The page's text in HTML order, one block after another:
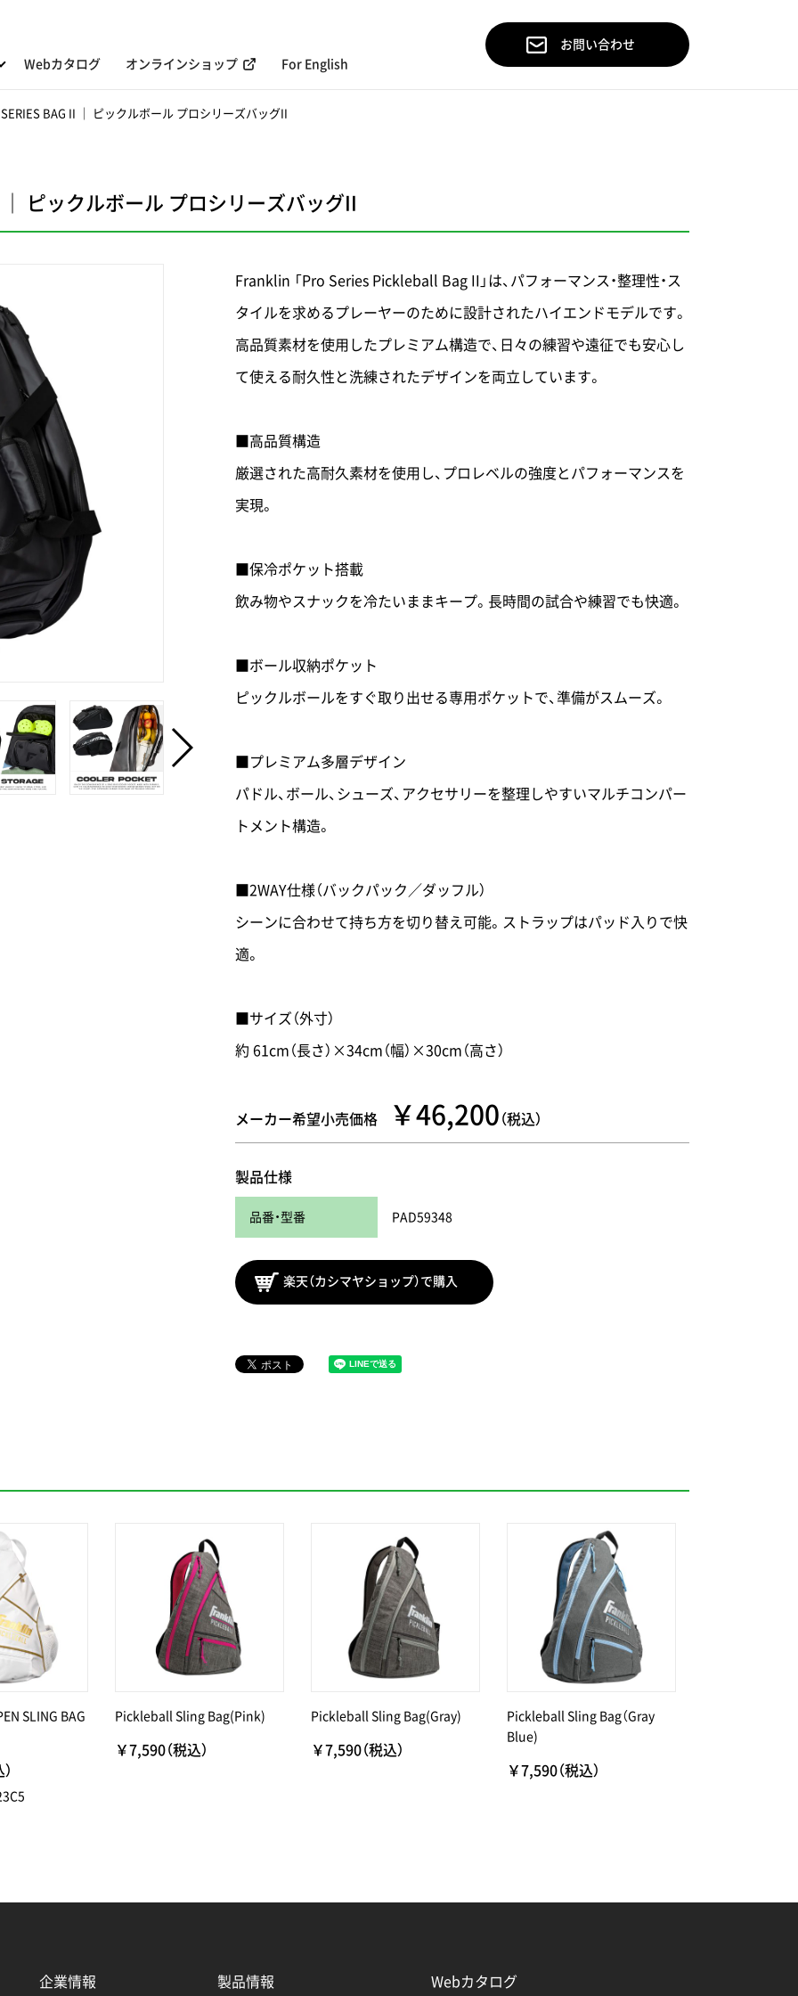
Webカタログ オンラインショップ For English
お問い合わせ
BAG II ｜ ピックルボール プロシリーズバッグII
ピックルボール プロシリーズバッグII
Franklin 「Pro Series Pickleball Bag II」は、パフォーマンス・整理性・ス
タイルを求めるプレーヤーのために設計されたハイエンドモデルです。
高品質素材を使用したプレミアム構造で、日々の練習や遠征でも安心し
て使える耐久性と洗練されたデザインを両立しています。
■高品質構造
厳選された高耐久素材を使用し、プロレベルの強度とパフォーマンスを
実現。
■保冷ポケット搭載
飲み物やスナックを冷たいままキープ。長時間の試合や練習でも快適。
■ボール収納ポケット
ピックルボールをすぐ取り出せる専用ポケットで、準備がスムーズ。
■プレミアム多層デザイン
パドル、ボール、シューズ、アクセサリーを整理しやすいマルチコンパー
トメント構造。
■2WAY仕様（バックパック／ダッフル）
シーンに合わせて持ち方を切り替え可能。ストラップはパッド入りで快
適。
■サイズ（外寸）
約 61cm（長さ）×34cm（幅）×30cm（高さ）
メーカー希望小売価格 ￥46,200 （税込）
製品仕様
品番・型番 PAD59348
楽天（カシマヤショップ）で購入
SLING BAG Pickleball Sling Bag(Pink)
￥7,590（税込）
Pickleball Sling Bag(Gray)
￥7,590（税込）
Pickleball Sling Bag（Gray
Blue)
￥7,590（税込）
企業情報 製品情報 Webカタログ